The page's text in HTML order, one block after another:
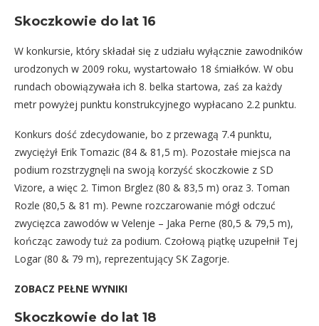
Skoczkowie do lat 16
W konkursie, który składał się z udziału wyłącznie zawodników
urodzonych w 2009 roku, wystartowało 18 śmiałków. W obu
rundach obowiązywała ich 8. belka startowa, zaś za każdy
metr powyżej punktu konstrukcyjnego wypłacano 2.2 punktu.
Konkurs dość zdecydowanie, bo z przewagą 7.4 punktu,
zwyciężył Erik Tomazic (84 & 81,5 m). Pozostałe miejsca na
podium rozstrzygnęli na swoją korzyść skoczkowie z SD
Vizore, a więc 2. Timon Brglez (80 & 83,5 m) oraz 3. Toman
Rozle (80,5 & 81 m). Pewne rozczarowanie mógł odczuć
zwycięzca zawodów w Velenje – Jaka Perne (80,5 & 79,5 m),
kończąc zawody tuż za podium. Czołową piątkę uzupełnił Tej
Logar (80 & 79 m), reprezentujący SK Zagorje.
ZOBACZ PEŁNE WYNIKI
Skoczkowie do lat 18